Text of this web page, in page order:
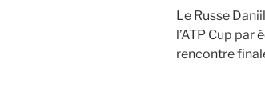
Le Russe
l’ATP Cup par
rencontre